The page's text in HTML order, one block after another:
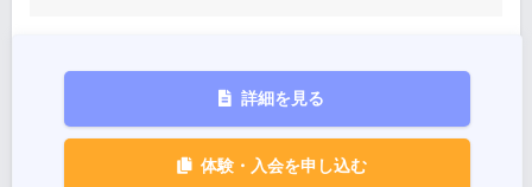
詳細を見る
体験・入会を申し込む